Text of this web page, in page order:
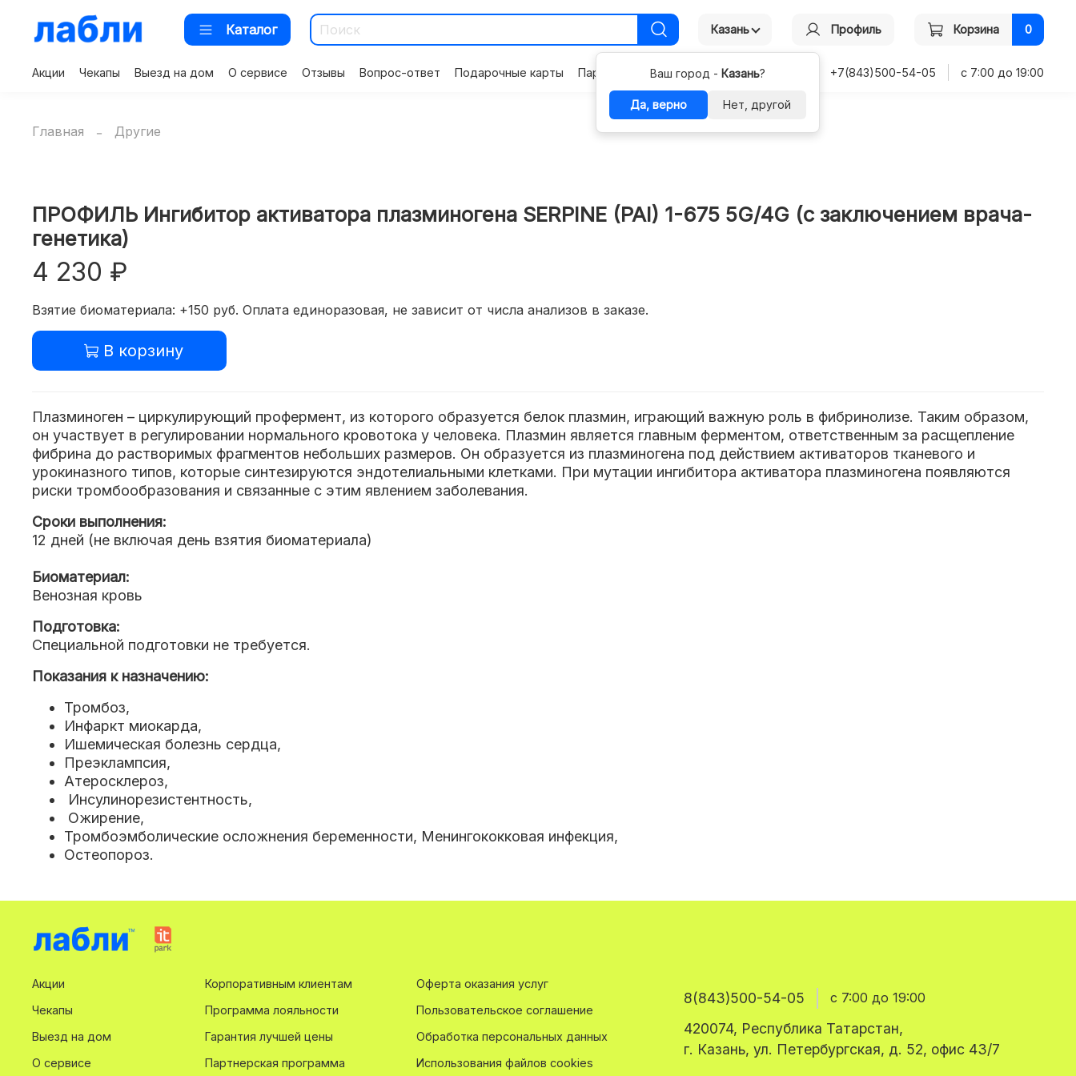
Каталог Казань
Ваш город - Казань?
Да, верно Нет, другой
Профиль Корзина 0
Акции Чекапы Выезд на дом О сервисе Отзывы Вопрос-ответ Подарочные карты Партнерам Контакты +7(843)500-54-05 с 7:00 до 19:00
Главная Другие
ПРОФИЛЬ Ингибитор активатора плазминогена SERPINE (PAI) 1-675 5G/4G (с заключением врача-
генетика)
4 230 ₽
Взятие биоматериала: +150 руб. Оплата единоразовая, не зависит от числа анализов в заказе.
В корзину
Плазминоген – циркулирующий профермент, из которого образуется белок плазмин, играющий важную роль в фибринолизе. Таким образом,
он участвует в регулировании нормального кровотока у человека. Плазмин является главным ферментом, ответственным за расщепление
фибрина до растворимых фрагментов небольших размеров. Он образуется из плазминогена под действием активаторов тканевого и
урокиназного типов, которые синтезируются эндотелиальными клетками. При мутации ингибитора активатора плазминогена появляются
риски тромбообразования и связанные с этим явлением заболевания.
Сроки выполнения:
12 дней (не включая день взятия биоматериала)
Биоматериал:
Венозная кровь
Подготовка:
Специальной подготовки не требуется.
Показания к назначению:
Тромбоз,
Инфаркт миокарда,
Ишемическая болезнь сердца,
Преэклампсия,
Атеросклероз,
Инсулинорезистентность,
Ожирение,
Тромбоэмболические осложнения беременности, Менингококковая инфекция,
Остеопороз.
Акции
Чекапы
Выезд на дом
О сервисе
Корпоративным клиентам
Программа лояльности
Гарантия лучшей цены
Партнерская программа
Оферта оказания услуг
Пользовательское соглашение
Обработка персональных данных
Использования файлов cookies
8(843)500-54-05 с 7:00 до 19:00
420074, Республика Татарстан,
г. Казань, ул. Петербургская, д. 52, офис 43/7